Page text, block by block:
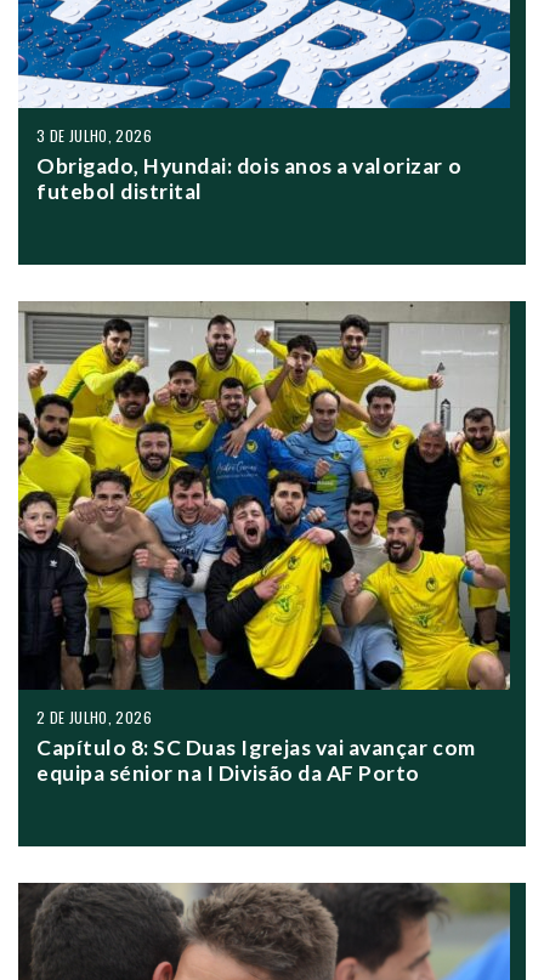
3 DE JULHO, 2026
Obrigado, Hyundai: dois anos a valorizar o
futebol distrital
2 DE JULHO, 2026
Capítulo 8: SC Duas Igrejas vai avançar com
equipa sénior na I Divisão da AF Porto